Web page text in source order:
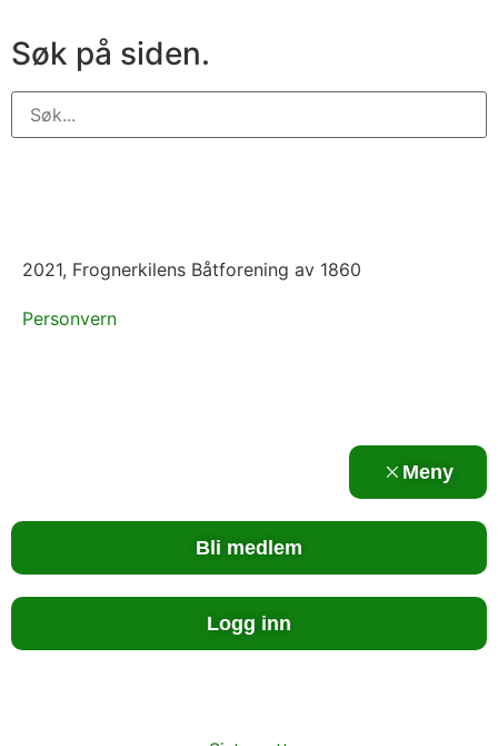
Søk på siden.
2021, Frognerkilens Båtforening av 1860
Personvern
Meny
Bli medlem
Logg inn